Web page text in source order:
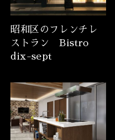
昭和区のフレンチレ
ストラン Bistro
dix-sept